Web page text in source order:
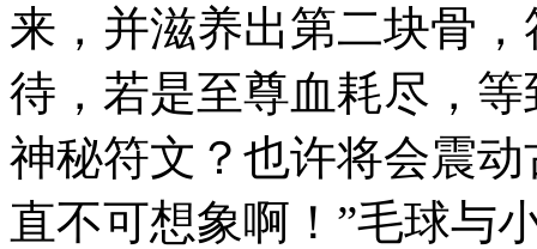
来，并滋养出第二块骨
待，若是至尊血耗尽，
神秘符文？也许将会震
直不可想象啊！”毛球与